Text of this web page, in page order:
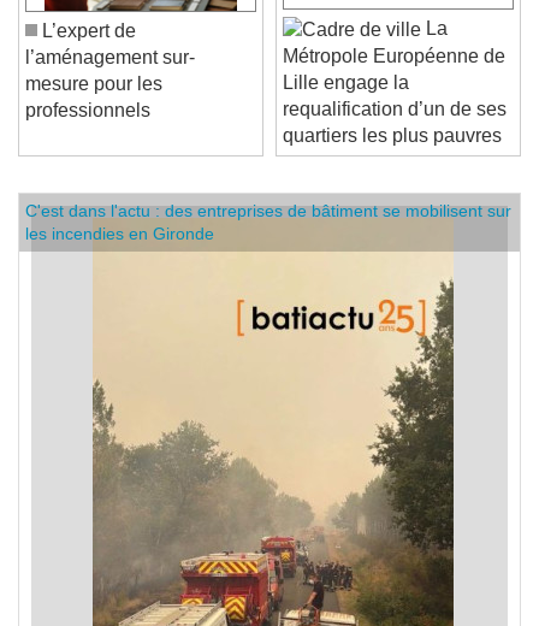
L’expert de
l’aménagement sur-
mesure pour les
professionnels
La
Métropole Européenne de
Lille engage la
requalification d’un de ses
quartiers les plus pauvres
C'est dans l'actu : des entreprises de bâtiment se mobilisent sur
les incendies en Gironde